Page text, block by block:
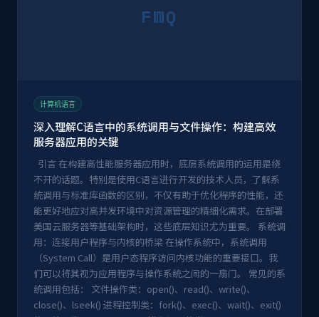
FWQ
计算机语言
深入理解C语言中的系统调用与文件操作：构建高效
服务器应用的关键
引言 在构建高性能服务器应用时，底层系统调用的运用是绕
不开的话题。特别是使用C语言进行开发的技术人员，了解系
统调用与标准库函数的区别，不仅有助于优化程序的性能，还
能更好地应对高并发环境中对资源管理的精细化需求。在部署
美国云服务器等基础架构时，这些底层知识尤为重要。 系统调
用：连接用户程序与内核的桥梁 在操作系统中，系统调用
（System Call）是用户态程序访问内核功能的重要接口。我
们可以将其视为应用程序与操作系统之间的一扇门。 常见的系
统调用包括： 文件操作类：open()、read()、write()、
close()、lseek() 进程控制类：fork()、exec()、wait()、exit()